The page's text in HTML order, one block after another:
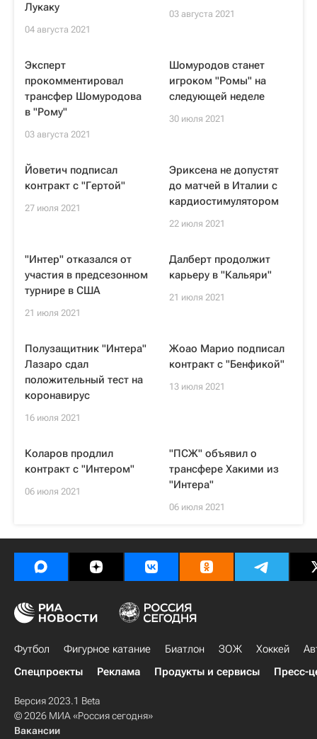
Лукаку
04 августа 2021
03 августа 2021
Эксперт
прокомментировал
трансфер Шомуродова
в "Рому"
03 августа 2021
Шомуродов станет
игроком "Ромы" на
следующей неделе
30 июля 2021
Йоветич подписал
контракт с "Гертой"
27 июля 2021
Эриксена не допустят
до матчей в Италии с
кардиостимулятором
22 июля 2021
"Интер" отказался от
участия в предсезонном
турнире в США
21 июля 2021
Далберт продолжит
карьеру в "Кальяри"
21 июля 2021
Полузащитник "Интера"
Лазаро сдал
положительный тест на
коронавирус
16 июля 2021
Жоао Марио подписал
контракт с "Бенфикой"
13 июля 2021
Коларов продлил
контракт с "Интером"
06 июля 2021
"ПСЖ" объявил о
трансфере Хакими из
"Интера"
06 июля 2021
Футбол Фигурное катание Биатлон ЗОЖ Хоккей
Спецпроекты
Реклама Продукты и сервисы Пресс-
Версия 2023.1 Beta
© 2026 МИА «Россия сегодня»
Вакансии